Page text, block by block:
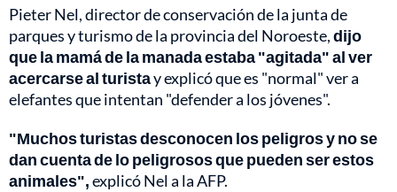
Pieter Nel, director de conservación de la junta de
parques y turismo de la provincia del Noroeste,dijo
que la mamá de la manada estaba "agitada" al ver
acercarse al turistay explicó que es "normal" ver a
elefantes que intentan "defender a los jóvenes".
"Muchos turistas desconocen los peligros y no se
dan cuenta de lo peligrosos que pueden ser estos
animales",explicó Nel a la AFP.